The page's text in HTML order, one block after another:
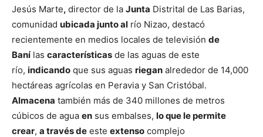
Jesús Marte, director de la Junta Distrital de Las Barias,
comunidad ubicada junto al río Nizao, destacó
recientemente en medios locales de televisión de
Banílas características de las aguas de este
río, indicando que sus aguas riegan alrededor de 14,000
hectáreas agrícolas en Peravia y San Cristóbal.
Almacena también más de 340 millones de metros
cúbicos de agua en sus embalses, lo que le permite
crear, a través de este extenso complejo